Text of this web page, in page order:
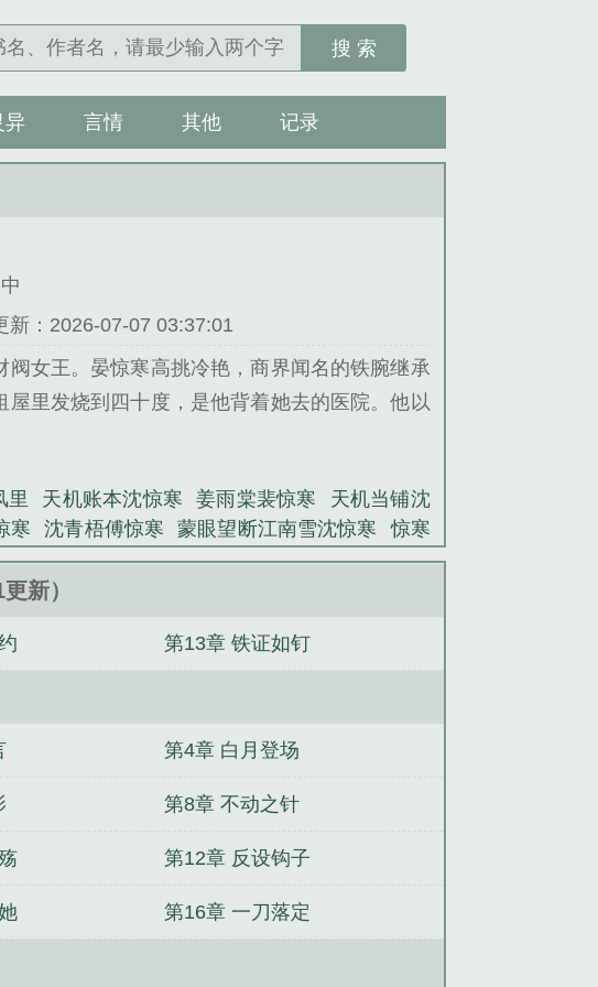
搜 索
异 言情 其他 记录
新：2026-07-07 03:37:01
女王。晏惊寒高挑冷艳，商界闻名的铁腕继承
里发烧到四十度，是他背着她去的医院。他以
回到晏氏庄园，推开主卧的门。他的未婚妻跪
的身体，嘴里反复念着另一个男人的名字程
着一脸被欺负的委屈向她告状的男人。她说他
说要让那个碍事的废物彻底消失。...
里 天机账本沈惊寒 姜雨棠裴惊寒
天机当铺沈
寒 沈青梧傅惊寒 蒙眼望断江南雪沈惊寒
惊寒
枝txt资源 沈惊寒 白梨白晚晚沈惊寒 林舒容沈
云殊沈惊寒
新）
第13章 铁证如钉
第4章 白月登场
第8章 不动之针
第12章 反设钩子
第16章 一刀落定